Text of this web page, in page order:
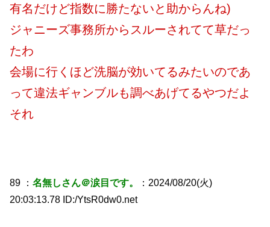
有名だけど指数に勝たないと助からんね)
ジャニーズ事務所からスルーされてて草だっ
たわ
会場に行くほど洗脳が効いてるみたいのであ
って違法ギャンブルも調べあげてるやつだよ
それ
89 ：名無しさん＠涙目です。
：2024/08/20(火)
20:03:13.78 ID:/YtsR0dw0.net